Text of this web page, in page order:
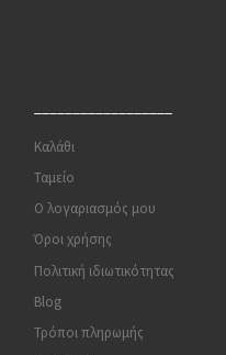
Καλάθι
Ταμείο
Ο λογαριασμός μου
Όροι χρήσης
Πολιτική ιδιωτικότητας
Blog
Τρόποι πληρωμής